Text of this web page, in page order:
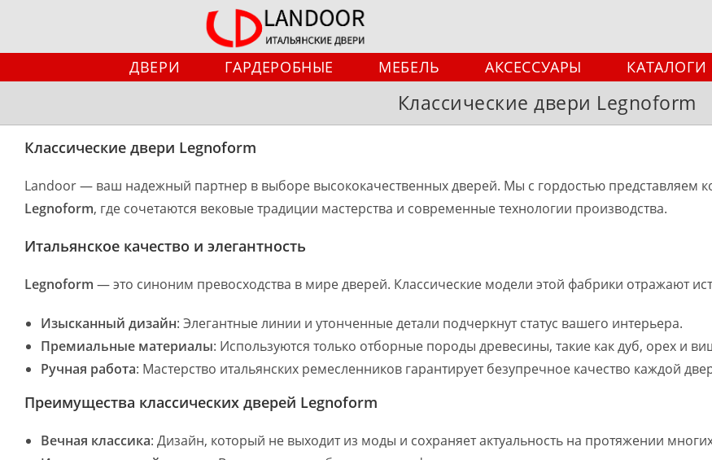
содержимому
ДВЕРИ ГАРДЕРОБНЫЕ МЕБЕЛЬ АКСЕССУАРЫ КАТАЛОГИ
Классические двери Legnoform
Классические двери Legnoform
Landoor — ваш надежный партнер в выборе высококачественных дверей. Мы с гордостью представляем
Legnoform, где сочетаются вековые традиции мастерства и современные технологии производства.
Итальянское качество и элегантность
Legnoform — это синоним превосходства в мире дверей. Классические модели этой фабрики отражают
Изысканный дизайн: Элегантные линии и утонченные детали подчеркнут статус вашего интерьера.
Премиальные материалы: Используются только отборные породы древесины, такие как дуб, орех и
Ручная работа: Мастерство итальянских ремесленников гарантирует безупречное качество каждой
Преимущества классических дверей Legnoform
Вечная классика: Дизайн, который не выходит из моды и сохраняет актуальность на протяжении